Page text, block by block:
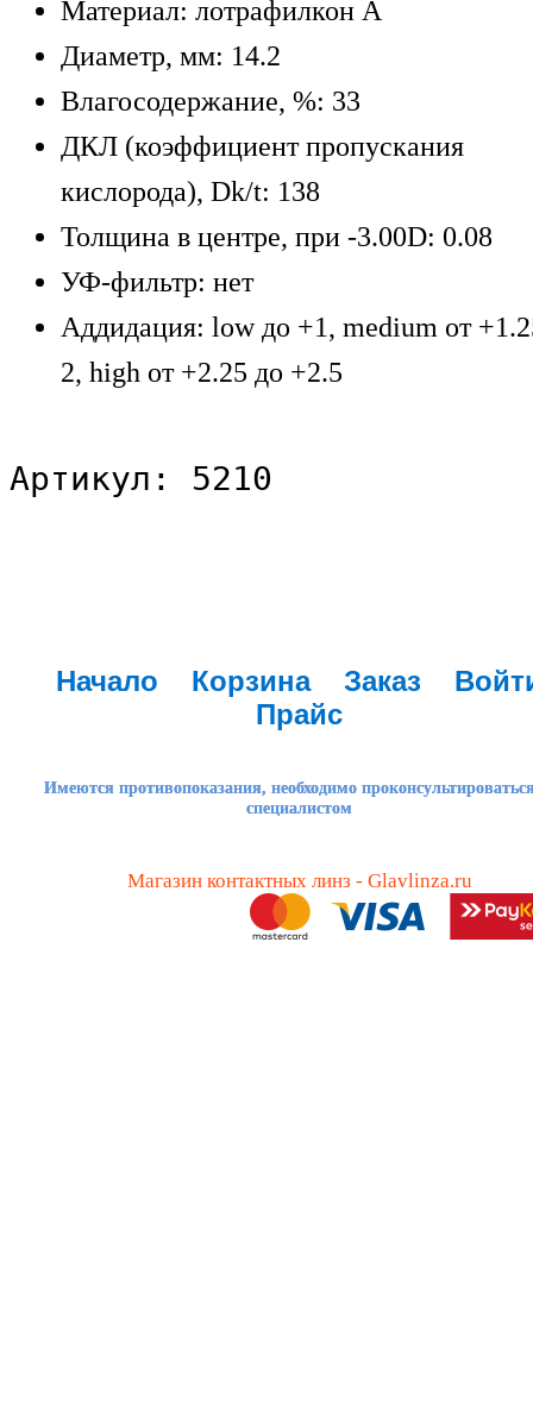
Материал: лотрафилкон А
Диаметр, мм: 14.2
Влагосодержание, %: 33
ДКЛ (коэффициент пропускания
кислорода), Dk/t: 138
Толщина в центре, при -3.00D: 0.08
УФ-фильтр: нет
Аддидация: low до +1, medium от
2, high от +2.25 до +2.5
Артикул: 5210
Начало Корзина Заказ
Прайс
Имеются противопоказания, необходимо
специалистом
Магазин контактных линз - Glavlinza.ru